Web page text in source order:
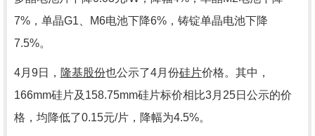
7%，单晶G1、M6电池下降6%，铸锭单晶电池下降
7.5%。
4月9日， 隆基股份也公示了4月份硅片价格。其中，
166mm硅片及158.75mm硅片标价相比3月25日公示的价
格，均降低了0.15元/片，降幅为4.5%。